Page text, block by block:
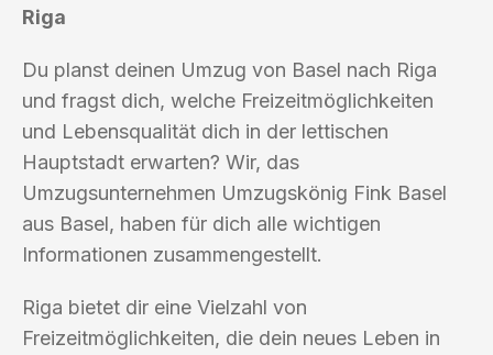
Riga
Du planst deinen Umzug von Basel nach Riga
und fragst dich, welche Freizeitmöglichkeiten
und Lebensqualität dich in der lettischen
Hauptstadt erwarten? Wir, das
Umzugsunternehmen Umzugskönig Fink Basel
aus Basel, haben für dich alle wichtigen
Informationen zusammengestellt.
Riga bietet dir eine Vielzahl von
Freizeitmöglichkeiten, die dein neues Leben in